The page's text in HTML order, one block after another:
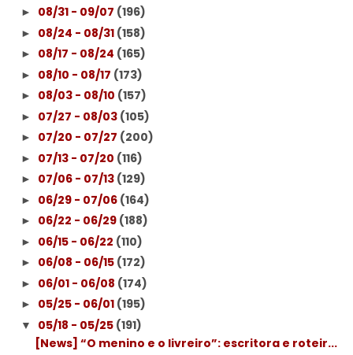
► 08/31 - 09/07 (196)
► 08/24 - 08/31 (158)
► 08/17 - 08/24 (165)
► 08/10 - 08/17 (173)
► 08/03 - 08/10 (157)
► 07/27 - 08/03 (105)
► 07/20 - 07/27 (200)
► 07/13 - 07/20 (116)
► 07/06 - 07/13 (129)
► 06/29 - 07/06 (164)
► 06/22 - 06/29 (188)
► 06/15 - 06/22 (110)
► 06/08 - 06/15 (172)
► 06/01 - 06/08 (174)
► 05/25 - 06/01 (195)
▼ 05/18 - 05/25 (191)
[News] “O menino e o livreiro”: escritora e roteir...